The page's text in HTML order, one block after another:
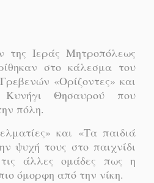
της Ιεράς Μητροπόλεως
στο κάλεσμα του
«Ορίζοντες» και
Κυνήγι Θησαυρού που
πόλη.
και «Τα παιδιά
ψυχή τους στο παιχνίδι
άλλες ομάδες πως η
όμορφη από την νίκη.